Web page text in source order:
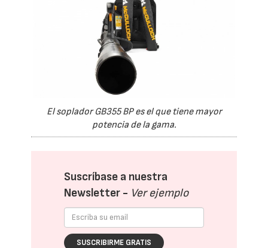
El soplador GB355 BP es el que tiene mayor
potencia de la gama.
Suscríbase a nuestra
Newsletter - Ver ejemplo
SUSCRIBIRME GRATIS